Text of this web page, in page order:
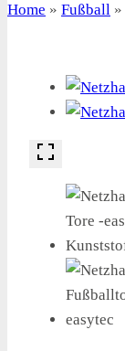
Home » Fußball »